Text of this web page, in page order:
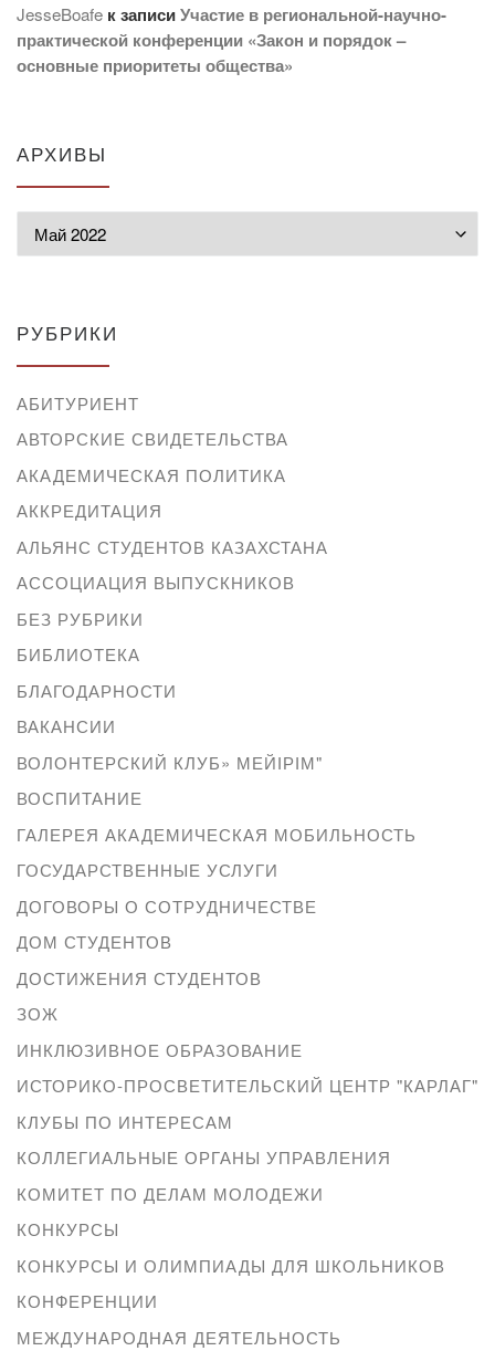
JesseBoafe к записиУчастие в региональной-научно-
практической конференции «Закон и порядок –
основные приоритеты общества»
АРХИВЫ
РУБРИКИ
АБИТУРИЕНТ
АВТОРСКИЕ СВИДЕТЕЛЬСТВА
АКАДЕМИЧЕСКАЯ ПОЛИТИКА
АККРЕДИТАЦИЯ
АЛЬЯНС СТУДЕНТОВ КАЗАХСТАНА
АССОЦИАЦИЯ ВЫПУСКНИКОВ
БЕЗ РУБРИКИ
БИБЛИОТЕКА
БЛАГОДАРНОСТИ
ВАКАНСИИ
ВОЛОНТЕРСКИЙ КЛУБ» МЕЙІРІМ"
ВОСПИТАНИЕ
ГАЛЕРЕЯ АКАДЕМИЧЕСКАЯ МОБИЛЬНОСТЬ
ГОСУДАРСТВЕННЫЕ УСЛУГИ
ДОГОВОРЫ О СОТРУДНИЧЕСТВЕ
ДОМ СТУДЕНТОВ
ДОСТИЖЕНИЯ СТУДЕНТОВ
ЗОЖ
ИНКЛЮЗИВНОЕ ОБРАЗОВАНИЕ
ИСТОРИКО-ПРОСВЕТИТЕЛЬСКИЙ ЦЕНТР "КАРЛАГ"
КЛУБЫ ПО ИНТЕРЕСАМ
КОЛЛЕГИАЛЬНЫЕ ОРГАНЫ УПРАВЛЕНИЯ
КОМИТЕТ ПО ДЕЛАМ МОЛОДЕЖИ
КОНКУРСЫ
КОНКУРСЫ И ОЛИМПИАДЫ ДЛЯ ШКОЛЬНИКОВ
КОНФЕРЕНЦИИ
МЕЖДУНАРОДНАЯ ДЕЯТЕЛЬНОСТЬ